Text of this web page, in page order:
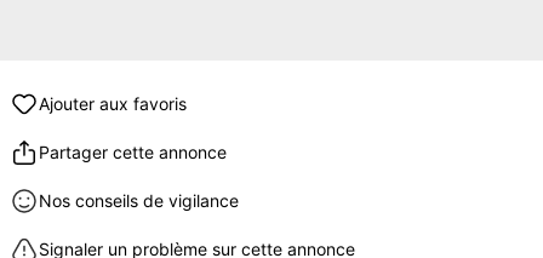
Ajouter aux favoris
Partager cette annonce
Nos conseils de vigilance
Signaler un problème sur cette annonce